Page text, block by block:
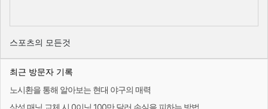
스포츠의 모든것
최근 방문자 기록
노시환을 통해 알아보는 현대 야구의 매력